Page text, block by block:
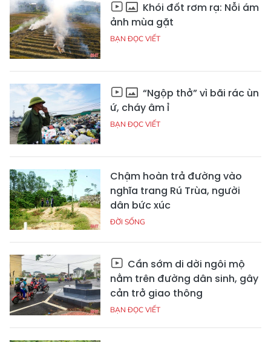
Khói đốt rơm rạ: Nỗi ám
ảnh mùa gặt
BẠN ĐỌC VIẾT
“Ngộp thở” vì bãi rác ùn
ứ, cháy âm ỉ
BẠN ĐỌC VIẾT
Chậm hoàn trả đường vào
nghĩa trang Rú Trùa, người
dân bức xúc
ĐỜI SỐNG
Cần sớm di dời ngôi mộ
nằm trên đường dân sinh, gây
cản trở giao thông
BẠN ĐỌC VIẾT